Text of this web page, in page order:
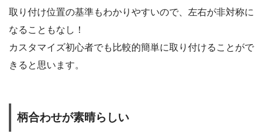
取り付け位置の基準もわかりやすいので、左右が非対称に
なることもなし！
カスタマイズ初心者でも比較的簡単に取り付けることがで
きると思います。
柄合わせが素晴らしい